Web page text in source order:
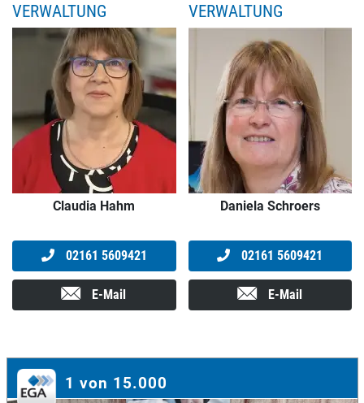
VERWALTUNG
Claudia Hahm
02161 5609421
E-Mail
VERWALTUNG
Daniela Schroers
02161 5609421
E-Mail
1 von 15.000